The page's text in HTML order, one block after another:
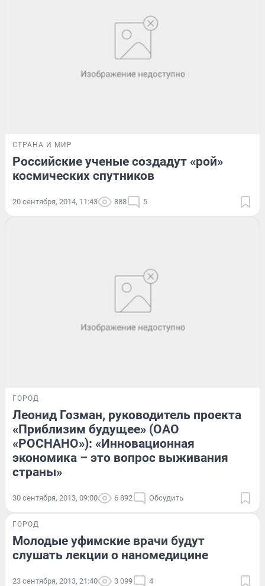
СТРАНА И МИР
Российские ученые создадут «рой»
космических спутников
20 сентября, 2014, 11:43 888 5
ГОРОД
Леонид Гозман, руководитель проекта
«Приблизим будущее» (ОАО
«РОСНАНО»): «Инновационная
экономика – это вопрос выживания
страны»
30 сентября, 2013, 09:00 6 892 Обсудить
ГОРОД
Молодые уфимские врачи будут
слушать лекции о наномедицине
23 сентября, 2013, 21:40 3 099 4